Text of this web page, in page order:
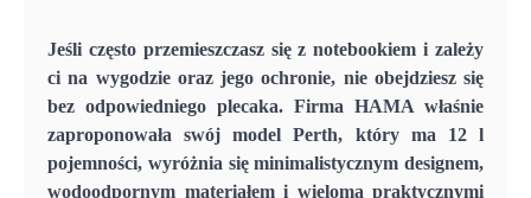
Jeśli często przemieszczasz się z notebookiem i zależy
ci na wygodzie oraz jego ochronie, nie obejdziesz się
bez odpowiedniego plecaka. Firma HAMA właśnie
zaproponowała swój model Perth, który ma 12 l
pojemności, wyróżnia się minimalistycznym designem,
wodoodpornym materiałem i wieloma praktycznymi